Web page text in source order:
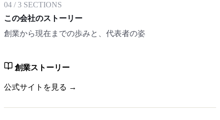
04 /3 SECTIONS
この会社のストーリー
創業から現在までの歩みと、代表者の姿
創業ストーリー
公式サイトを見る →